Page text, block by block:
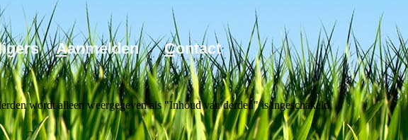
AanmeldenContact
wordt alleen weergegeven als "Inhoud van derden" is ingeschakeld.